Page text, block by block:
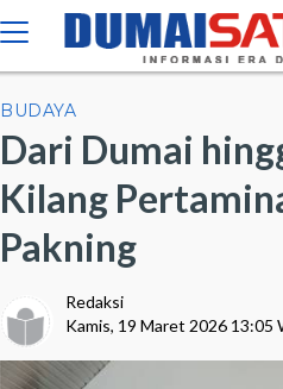
BUDAYA
Dari Dumai
Kilang
Pakning
Redaksi
Kamis, 19 Maret 2026 13:05